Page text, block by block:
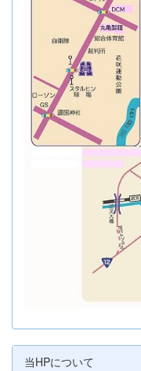
当HPについて